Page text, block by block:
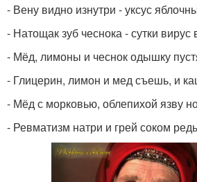
- Вену видно изнутри - уксус
- Натощак зуб чеснока - сутки вирус
- Мёд, лимоны и чеснок одышку
- Глицерин, лимон и мед съешь, и
- Мёд с морковью, облепихой язву
- Ревматизм натри и грей соком